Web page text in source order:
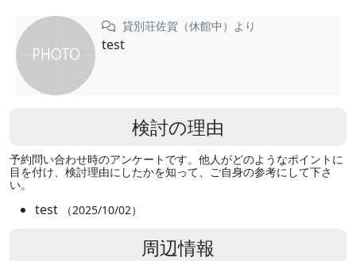
貸別荘佐賀（休館中）より
test
検討の理由
予約問い合わせ時のアンケートです。他人がどのようなポイントに
目を付け、検討理由にしたかを知って、ご自身の参考にして下さ
い。
test （2025/10/02）
周辺情報